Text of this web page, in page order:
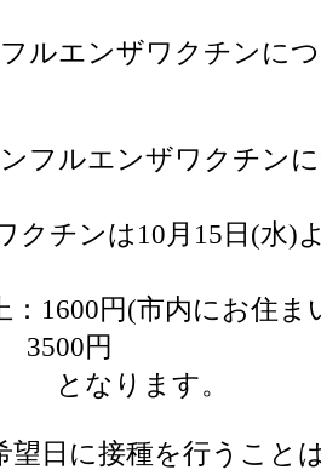
ルエンザワクチンに
フルエンザワクチン
クチンは10月15日(水)
1600円(市内にお住ま
3500円
なります。
望日に接種を行うこと